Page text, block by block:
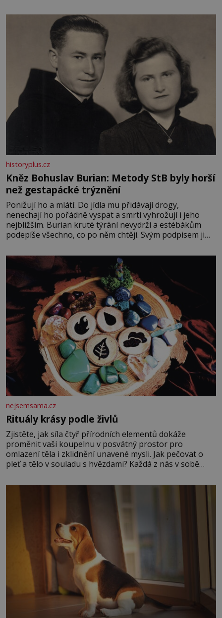
měkkost a bezpečí, proto by pokoj miminka měl působit
především klidně a útulně. Předškolní věk je
historyplus.cz
Kněz Bohuslav Burian: Metody StB byly horší
než gestapácké trýznění
Ponižují ho a mlátí. Do jídla mu přidávají drogy,
nenechají ho pořádně vyspat a smrtí vyhrožují i jeho
nejbližším. Burian kruté týrání nevydrží a estébákům
podepíše všechno, co po něm chtějí. Svým podpisem jim
fyzický ani psychický nátlak. Syn brněnského řezníka
chce být knězem a
nejsemsama.cz
Rituály krásy podle živlů
Zjistěte, jak síla čtyř přírodních elementů dokáže
proměnit vaši koupelnu v posvátný prostor pro
omlazení těla i zklidnění unavené mysli. Jak pečovat o
pleť a tělo v souladu s hvězdami? Každá z nás v sobě
povaze, ale i v potřebách naší pokožky. Ohnivá znamení
Ženy narozené ve znamení Berana, Lva a Střelce v sobě
nesou žár, odvahu a neutuchající elán. Vaše